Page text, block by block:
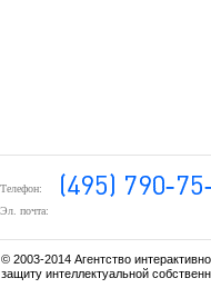
Телефон:
Эл. почта:
© 2003-2014 Агентство
защиту интеллектуальной